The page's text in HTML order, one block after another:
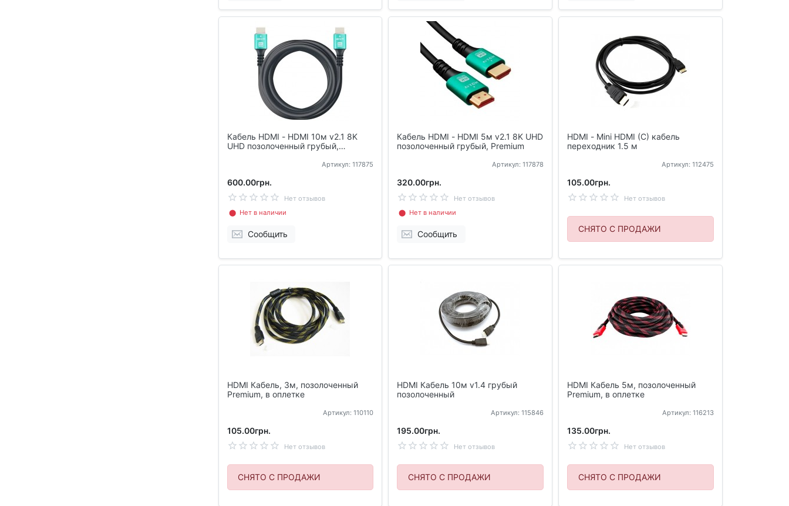
Кабель HDMI - HDMI 10м v2.1 8K
UHD позолоченный грубый,
Артикул: 117875
600.00грн.
Нет отзывов
⬤ Нет в наличии
Сообщить
Кабель HDMI - HDMI 5м v2.1 8K UHD
позолоченный грубый, Premium
Артикул: 117878
320.00грн.
Нет отзывов
⬤ Нет в наличии
Сообщить
HDMI - Mini HDMI (C) кабель
переходник 1.5 м
Артикул: 112475
105.00грн.
Нет отзывов
СНЯТО С ПРОДАЖИ
HDMI Кабель, 3м, позолоченный
Premium, в оплетке
Артикул: 110110
105.00грн.
Нет отзывов
СНЯТО С ПРОДАЖИ
HDMI Кабель 10м v1.4 грубый
позолоченный
Артикул: 115846
195.00грн.
Нет отзывов
СНЯТО С ПРОДАЖИ
HDMI Кабель 5м, позолоченный
Premium, в оплетке
Артикул: 116213
135.00грн.
Нет отзывов
СНЯТО С ПРОДАЖИ